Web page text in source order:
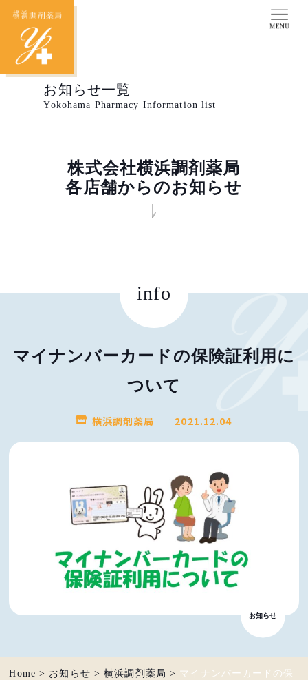
お知らせ一覧
Yokohama Pharmacy Information list
株式会社横浜調剤薬局
各店舗からのお知らせ
info
マイナンバーカードの保険証利用に
ついて
横浜調剤薬局 2021.12.04
お知らせ
Home > お知らせ >横浜調剤薬局 >
マイナンバーカードの保